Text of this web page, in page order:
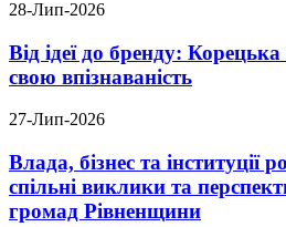
28-Лип-2026
Від ідеї до бренду:
свою впізнаваність
27-Лип-2026
Влада, бізнес та інституції
спільні виклики та
громад Рівненщини